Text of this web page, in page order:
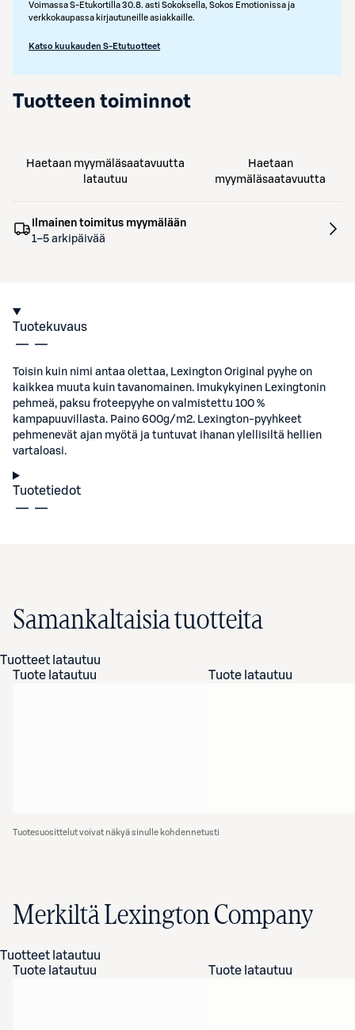
Voimassa S-Etukortilla 30.8. asti Sokoksella, Sokos Emotionissa ja
verkkokaupassa kirjautuneille asiakkaille.
Katso kuukauden S-Etutuotteet
Tuotteen toiminnot
Haetaan myymäläsaatavuutta
latautuu
Haetaan
myymäläsaatavuutta
Ilmainen toimitus myymälään
1–5 arkipäivää
Tuotekuvaus
Toisin kuin nimi antaa olettaa, Lexington Original pyyhe on
kaikkea muuta kuin tavanomainen. Imukykyinen Lexingtonin
pehmeä, paksu froteepyyhe on valmistettu 100 %
kampapuuvillasta. Paino 600g/m2. Lexington-pyyhkeet
pehmenevät ajan myötä ja tuntuvat ihanan ylellisiltä hellien
vartaloasi.
Tuotetiedot
Samankaltaisia tuotteita
Tuotteet latautuu
Tuote latautuu
Tuote latautuu
Tuotesuosittelut voivat näkyä sinulle kohdennetusti
Merkiltä Lexington Company
Tuotteet latautuu
Tuote latautuu
Tuote latautuu